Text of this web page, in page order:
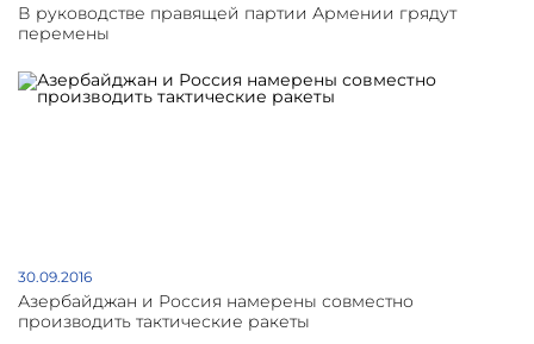
В руководстве правящей партии Армении грядут
перемены
30.09.2016
Азербайджан и Россия намерены совместно
производить тактические ракеты